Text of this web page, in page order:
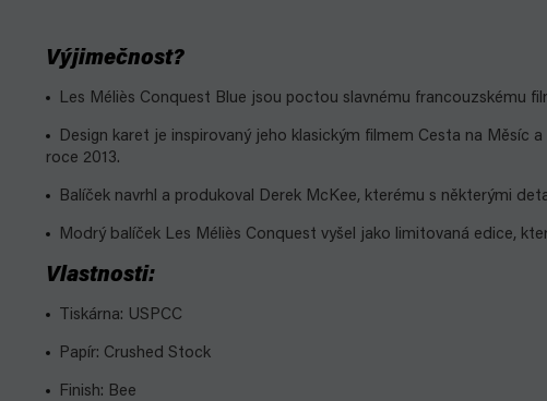
Výjimečnost?
Les Méliès Conquest Blue jsou poctou slavnému francouzskému
Design karet je inspirovaný jeho klasickým filmem Cesta na Měsíc
roce 2013.
Balíček navrhl a produkoval Derek McKee, kterému s některými
Modrý balíček Les Méliès Conquest vyšel jako limitovaná edice,
Vlastnosti:
Tiskárna: USPCC
Papír: Crushed Stock
Finish: Bee